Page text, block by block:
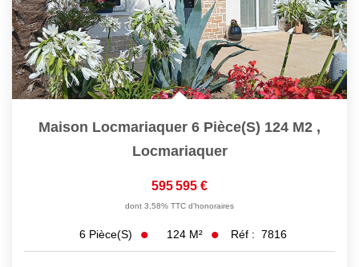
Maison Locmariaquer 6 Pièce(s) 124 M2 ,
Locmariaquer
595 595 €
dont 3,58% TTC d'honoraires
6 Pièce(s) 124 M² Réf : 7816